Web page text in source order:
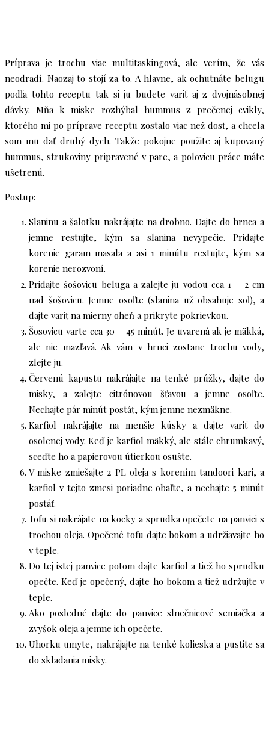
Príprava je trochu viac multitaskingová, ale verím, že vás
neodradí. Naozaj to stojí za to. A hlavne, ak ochutnáte belugu
podľa tohto receptu tak si ju budete variť aj z dvojnásobnej
dávky. Mňa k miske rozhýbal hummus z prečenej cvikly,
ktorého mi po príprave receptu zostalo viac než dosť, a chcela
som mu dať druhý dych. Takže pokojne použite aj kupovaný
hummus,strukoviny pripravené v pare, a polovicu práce máte
ušetrenú.
Postup:
Slaninu a šalotku nakrájajte na drobno. Dajte do hrnca a
jemne restujte, kým sa slanina nevypečie. Pridajte
korenie garam masala a asi 1 minútu restujte, kým sa
korenie nerozvoní.
Pridajte šošovicu beluga a zalejte ju vodou cca 1 – 2 cm
nad šošovicu. Jemne osoľte (slanina už obsahuje soľ), a
dajte variť na mierny oheň a prikryte pokrievkou.
Šosovicu varte cca 30 – 45 minút. Je uvarená ak je mäkká,
ale nie mazľavá. Ak vám v hrnci zostane trochu vody,
zlejte ju.
Červenú kapustu nakrájajte na tenké prúžky, dajte do
misky, a zalejte citrónovou šťavou a jemne osoľte.
Nechajte pár minút postáť, kým jemne nezmäkne.
Karfiol nakrájajte na menšie kúsky a dajte variť do
osolenej vody. Keď je karfiol mäkký, ale stále chrumkavý,
sceďte ho a papierovou útierkou osušte.
V miske zmiešajte 2 PL oleja s korením tandoori kari, a
karfiol v tejto zmesi poriadne obaľte, a nechajte 5 minút
postáť.
Tofu si nakrájate na kocky a sprudka opečete na panvici s
trochou oleja. Opečené tofu dajte bokom a udržiavajte ho
v teple.
Do tej istej panvice potom dajte karfiol a tiež ho sprudku
opečte. Keď je opečený, dajte ho bokom a tiež udržujte v
teple.
Ako posledné dajte do panvice slnečnicové semiačka a
zvyšok oleja a jemne ich opečete.
Uhorku umyte, nakrájajte na tenké kolieska a pustite sa
do skladania misky.